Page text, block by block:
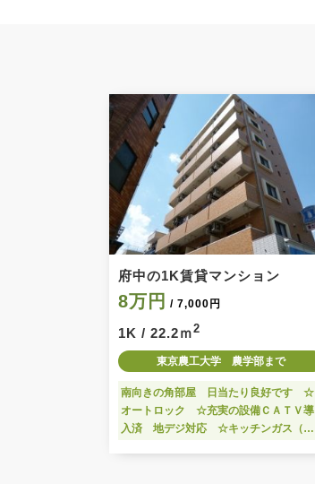
府中の1K賃貸マンション
8万円 / 7,000円
1K / 22.2ｍ2
東京農工大学 農学部まで
南向きの角部屋 日当たり良好です ☆
オートロック ☆充実の設備ＣＡＴＶ導
入済 地デジ対応 ☆キッチンガス（１